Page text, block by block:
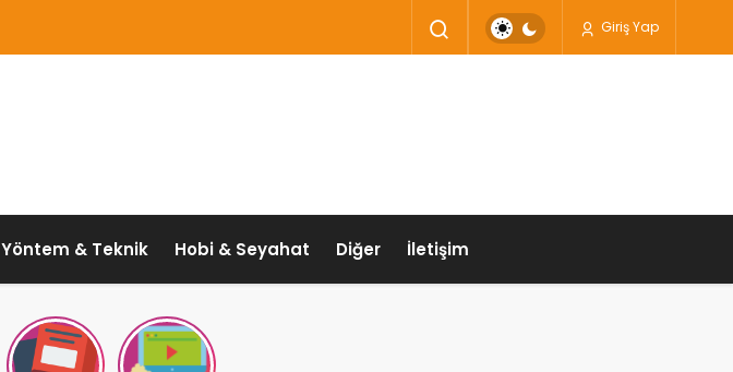
Giriş Yap
Yöntem & Teknik Hobi & Seyahat Diğer İletişim